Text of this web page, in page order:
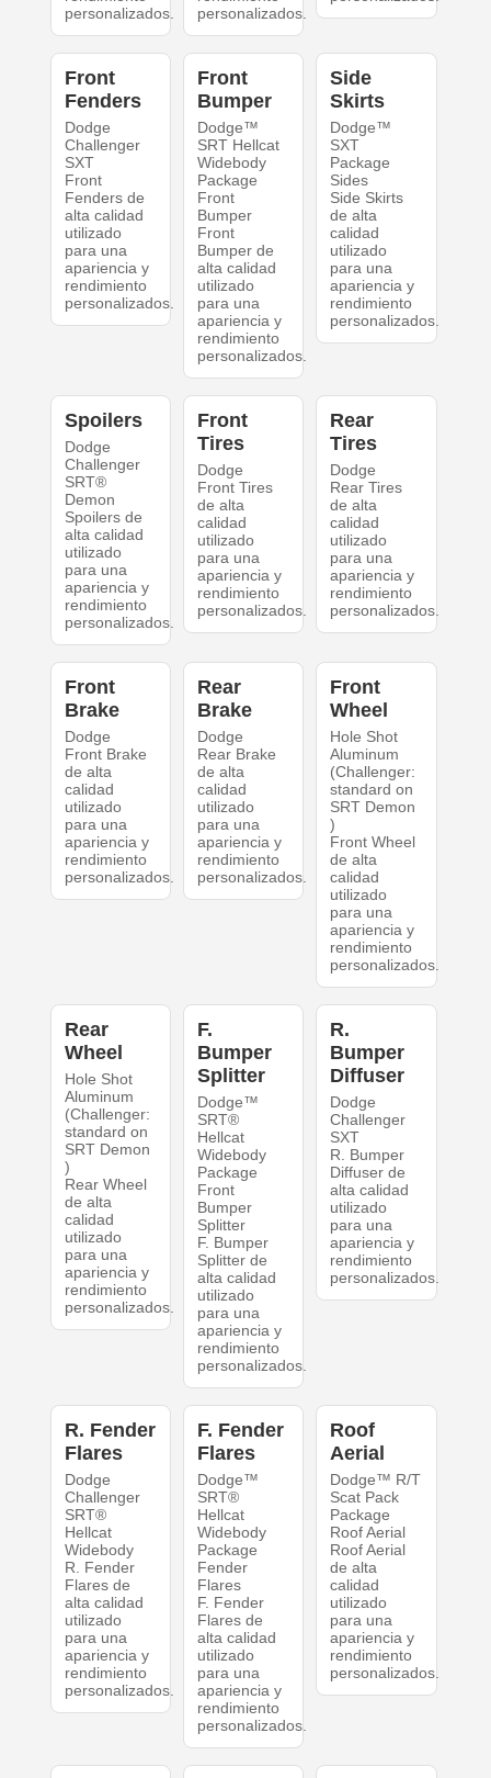
personalizados.
personalizados.
Front
Fenders
Dodge
Challenger
SXT
Front
Fenders de
alta calidad
utilizado
para una
apariencia y
rendimiento
personalizados.
Front
Bumper
Dodge™
SRT Hellcat
Widebody
Package
Front
Bumper
Front
Bumper de
alta calidad
utilizado
para una
apariencia y
rendimiento
personalizados.
Side
Skirts
Dodge™
SXT
Package
Sides
Side Skirts
de alta
calidad
utilizado
para una
apariencia y
rendimiento
personalizados.
Spoilers
Dodge
Challenger
SRT®
Demon
Spoilers de
alta calidad
utilizado
para una
apariencia y
rendimiento
personalizados.
Front
Tires
Dodge
Front Tires
de alta
calidad
utilizado
para una
apariencia y
rendimiento
personalizados.
Rear
Tires
Dodge
Rear Tires
de alta
calidad
utilizado
para una
apariencia y
rendimiento
personalizados.
Front
Brake
Dodge
Front Brake
de alta
calidad
utilizado
para una
apariencia y
rendimiento
personalizados.
Rear
Brake
Dodge
Rear Brake
de alta
calidad
utilizado
para una
apariencia y
rendimiento
personalizados.
Front
Wheel
Hole Shot
Aluminum
(Challenger:
standard on
SRT Demon
)
Front Wheel
de alta
calidad
utilizado
para una
apariencia y
rendimiento
personalizados.
Rear
Wheel
Hole Shot
Aluminum
(Challenger:
standard on
SRT Demon
)
Rear Wheel
de alta
calidad
utilizado
para una
apariencia y
rendimiento
personalizados.
F.
Bumper
Splitter
Dodge™
SRT®
Hellcat
Widebody
Package
Front
Bumper
Splitter
F. Bumper
Splitter de
alta calidad
utilizado
para una
apariencia y
rendimiento
personalizados.
R.
Bumper
Diffuser
Dodge
Challenger
SXT
R. Bumper
Diffuser de
alta calidad
utilizado
para una
apariencia y
rendimiento
personalizados.
R. Fender
Flares
Dodge
Challenger
SRT®
Hellcat
Widebody
R. Fender
Flares de
alta calidad
utilizado
para una
apariencia y
rendimiento
personalizados.
F. Fender
Flares
Dodge™
SRT®
Hellcat
Widebody
Package
Fender
Flares
F. Fender
Flares de
alta calidad
utilizado
para una
apariencia y
rendimiento
personalizados.
Roof
Aerial
Dodge™ R/T
Scat Pack
Package
Roof Aerial
Roof Aerial
de alta
calidad
utilizado
para una
apariencia y
rendimiento
personalizados.